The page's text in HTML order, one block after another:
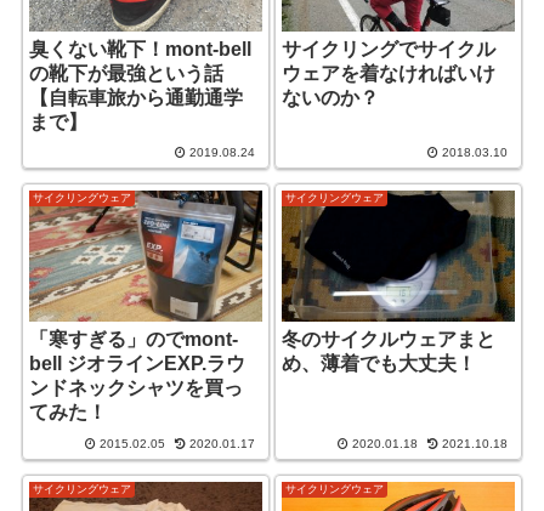
臭くない靴下！mont-bell
の靴下が最強という話
【自転車旅から通勤通学
まで】
2019.08.24
サイクリングでサイクル
ウェアを着なければいけ
ないのか？
2018.03.10
サイクリングウェア
「寒すぎる」のでmont-
bell ジオラインEXP.ラウ
ンドネックシャツを買っ
てみた！
2015.02.05 2020.01.17
サイクリングウェア
冬のサイクルウェアまと
め、薄着でも大丈夫！
2020.01.18 2021.10.18
サイクリングウェア サイクリングウェア